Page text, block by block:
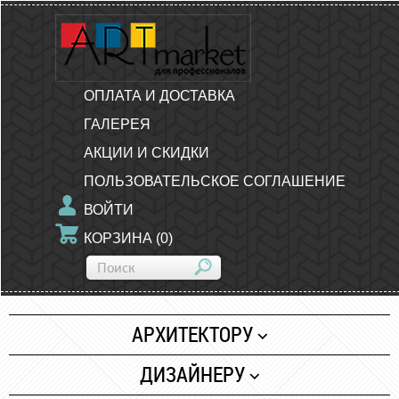
ОПЛАТА И ДОСТАВКА
ГАЛЕРЕЯ
АКЦИИ И СКИДКИ
ПОЛЬЗОВАТЕЛЬСКОЕ СОГЛАШЕНИЕ
ВОЙТИ
КОРЗИНА (0)
АРХИТЕКТОРУ
Бумага
ДИЗАЙНЕРУ